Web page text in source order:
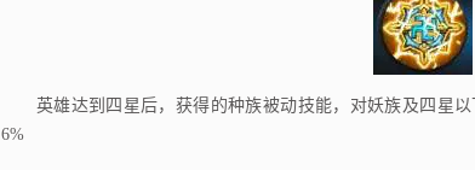
英雄达到四星后，获得的种族被动技能，对妖族及四星以
6%